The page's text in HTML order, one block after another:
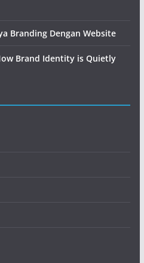
Branding Dengan Website
Brand Identity is Quietly